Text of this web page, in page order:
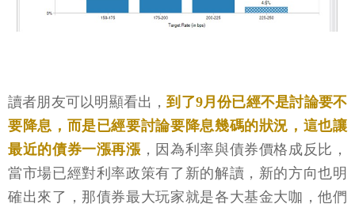
讀者朋友可以明顯看出，到了9月份已經不是討論要不
要降息，而是已經要討論要降息幾碼的狀況，這也讓
最近的債券一漲再漲 ，因為利率與債券價格成反比，
當市場已經對利率政策有了新的解讀，新的方向也明
確出來了，那債券最大玩家就是各大基金大咖，他們